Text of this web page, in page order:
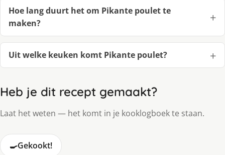
Hoe lang duurt het om Pikante poulet te
maken?
Uit welke keuken komt Pikante poulet?
Heb je dit recept gemaakt?
Laat het weten — het komt in je kooklogboek te staan.
🍳Gekookt!